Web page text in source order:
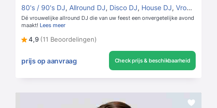
80's / 90's DJ, Allround DJ, Disco DJ, House DJ, Vrouwelijke DJ
Dé vrouwelijke allround DJ die van uw feest een onvergetelijke avond
maakt! Lees meer
4,9 (11 Beoordelingen)
prijs op aanvraag Check prijs & beschikbaarheid